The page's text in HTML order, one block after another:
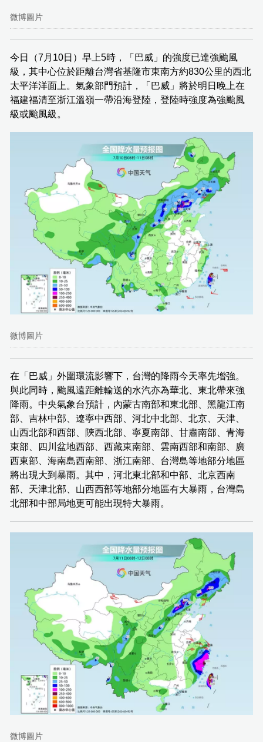
微博圖片
今日（7月10日）早上5時，「巴威」的強度已達強颱風
級，其中心位於距離台灣省基隆市東南方約830公里的西北
太平洋洋面上。氣象部門預計，「巴威」將於明日晚上在
福建福清至浙江溫嶺一帶沿海登陸，登陸時強度為強颱風
級或颱風級。
微博圖片
在「巴威」外圍環流影響下，台灣的降雨今天率先增強。
與此同時，颱風遠距離輸送的水汽亦為華北、東北帶來強
降雨。中央氣象台預計，內蒙古南部和東北部、黑龍江南
部、吉林中部、遼寧中西部、河北中北部、北京、天津、
山西北部和西部、陝西北部、寧夏南部、甘肅南部、青海
東部、四川盆地西部、西藏東南部、雲南西部和南部、廣
西東部、海南島西南部、浙江南部、台灣島等地部分地區
將出現大到暴雨。其中，河北東北部和中部、北京西南
部、天津北部、山西西部等地部分地區有大暴雨，台灣島
北部和中部局地更可能出現特大暴雨。
微博圖片